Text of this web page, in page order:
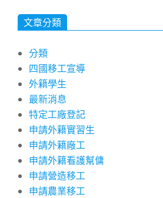
文章分類
分類
四國移工宣導
外籍學生
最新消息
特定工廠登記
申請外籍實習生
申請外籍廠工
申請外籍看護幫傭
申請營造移工
申請農業移工